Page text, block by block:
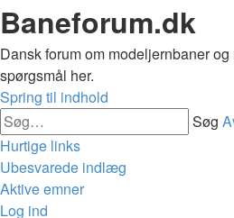
Baneforum.dk
Dansk forum om modeljernbaner
spørgsmål her.
Spring til indhold
Søg
Hurtige links
Ubesvarede indlæg
Aktive emner
Log ind